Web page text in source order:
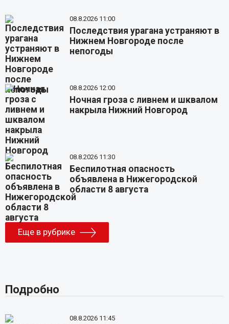
08.8.2026 11:00
Последствия урагана устраняют в
Нижнем Новгороде после
непогоды
08.8.2026 12:00
Ночная гроза с ливнем и шквалом
накрыла Нижний Новгород
08.8.2026 11:30
Беспилотная опасность
объявлена в Нижегородской
области 8 августа
Еще в рубрике
Подробно
08.8.2026 11:45